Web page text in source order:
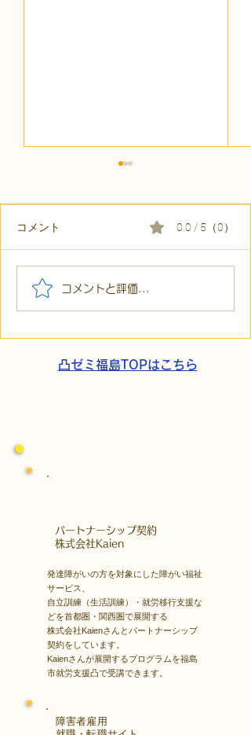
【代表ブログ】「目の前
の小石」と自立への伴
コメント 0.0 / 5（0）
コメントと評価...
凸ゼミ福島TOPはこちら
​パートナーシップ契約
​株式会社Kaien
発達障がいの方を対象にした障がい福祉
サービス、
自立訓練（生活訓練）・就労移行支援な
どを首都圏・関西圏で展開する
株式会社Kaienさんとパートナーシップ
契約をしています。
Kaienさんが展開するプログラムを福島
市就労支援凸で受講できます。
障害者雇用